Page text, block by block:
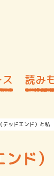
読み
デッドエンド）と
ンド